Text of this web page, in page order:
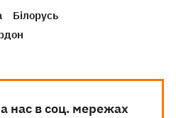
Білорусь
нас в соц. мережах